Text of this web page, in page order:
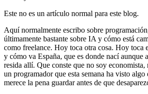
Este no es un artículo normal para este blog.
Aquí normalmente escribo sobre
últimamente bastante sobre IA y cómo está
como freelance. Hoy toca otra cosa. Hoy toca
y cómo va España, que es donde nací aunque
resida allí. Que conste que no soy
un programador que esta semana ha visto
merece la pena guardar antes de que